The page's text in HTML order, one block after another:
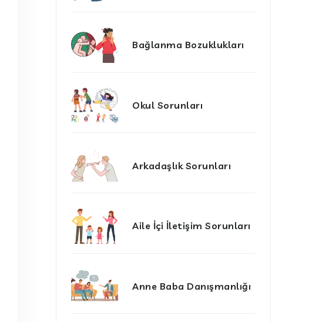
Bağlanma Bozuklukları
Okul Sorunları
Arkadaşlık Sorunları
Aile İçi İletişim Sorunları
Anne Baba Danışmanlığı